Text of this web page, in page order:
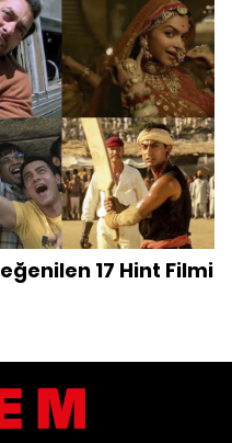
17 Hint Filmi